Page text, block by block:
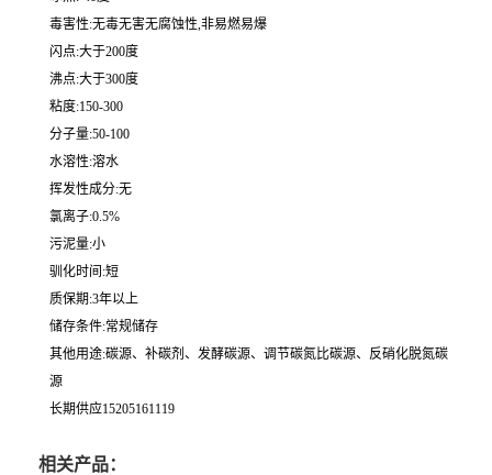
毒害性:无毒无害无腐蚀性,非易燃易爆
闪点:大于200度
沸点:大于300度
粘度:150-300
分子量:50-100
水溶性:溶水
挥发性成分:无
氯离子:0.5%
污泥量:小
驯化时间:短
质保期:3年以上
储存条件:常规储存
其他用途:碳源、补碳剂、发酵碳源、调节碳氮比碳源、反硝化脱氮碳
源
长期供应15205161119
相关产品：